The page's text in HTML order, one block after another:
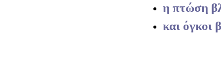
η πτώση
και όγκοι